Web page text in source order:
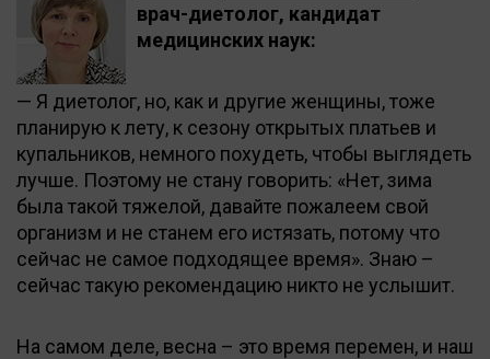
врач-диетолог, кандидат
медицинских наук:
— Я диетолог, но, как и другие женщины, тоже
планирую к лету, к сезону открытых платьев и
купальников, немного похудеть, чтобы выглядеть
лучше. Поэтому не стану говорить: «Нет, зима
была такой тяжелой, давайте пожалеем свой
организм и не станем его истязать, потому что
сейчас не самое подходящее время». Знаю –
сейчас такую рекомендацию никто не услышит.
На самом деле, весна – это время перемен, и наш